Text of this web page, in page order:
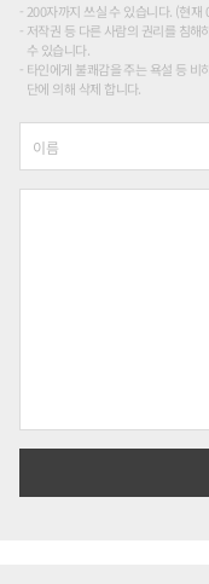
200자까지 쓰실 수 있습니다. (현
저작권 등 다른 사람의 권리를 침해
수 있습니다.
타인에게 불쾌감을 주는 욕설 등
단에 의해 삭제 합니다.